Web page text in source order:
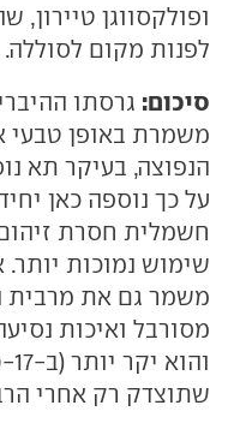
לפנות מקום לסוללה.
סיכום:
משמרת באופן טבעי
הנפוצה, בעיקר תא
על כך נוספה כאן
חשמלית חסרת זיהום
שימוש נמוכות
משמר גם את מרבית
מסורבל ואיכות
שתוצדק רק אחרי